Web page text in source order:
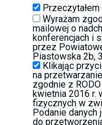
Wyrażam
mailowej o
konferencjach i
przez
Piastowska 2b,
Klikając
na
zgodnie z
kwietnia 2016 r.
fizycznych w
Podanie danych
do